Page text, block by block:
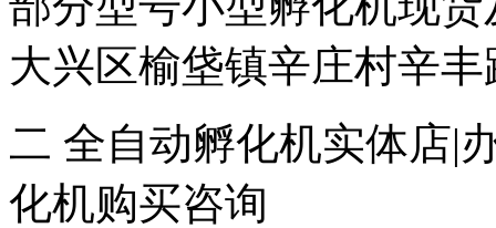
大兴区榆垡镇辛庄村辛丰
二 全自动孵化机实体店|
化机购买咨询